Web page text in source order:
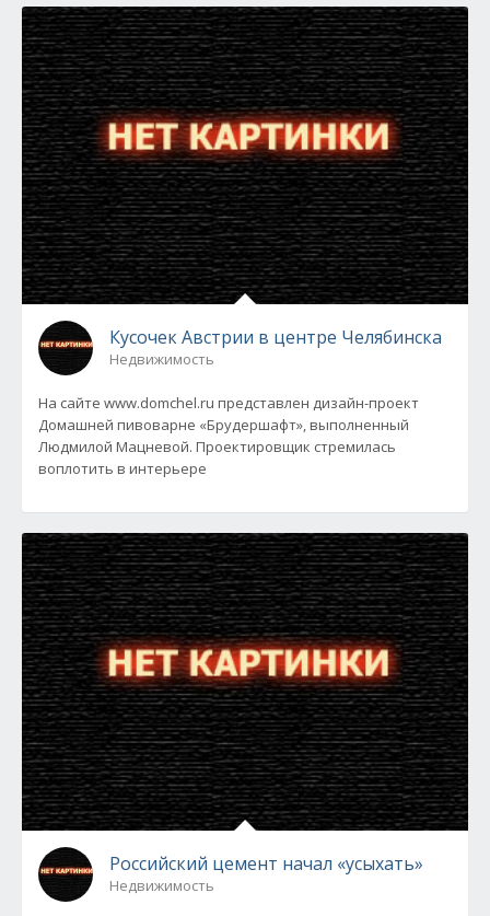
Кусочек Австрии в центре Челябинска
Недвижимость
На сайте www.domchel.ru представлен дизайн-проект
Домашней пивоварне «Брудершафт», выполненный
Людмилой Мацневой. Проектировщик стремилась
воплотить в интерьере
Российский цемент начал «усыхать»
Недвижимость